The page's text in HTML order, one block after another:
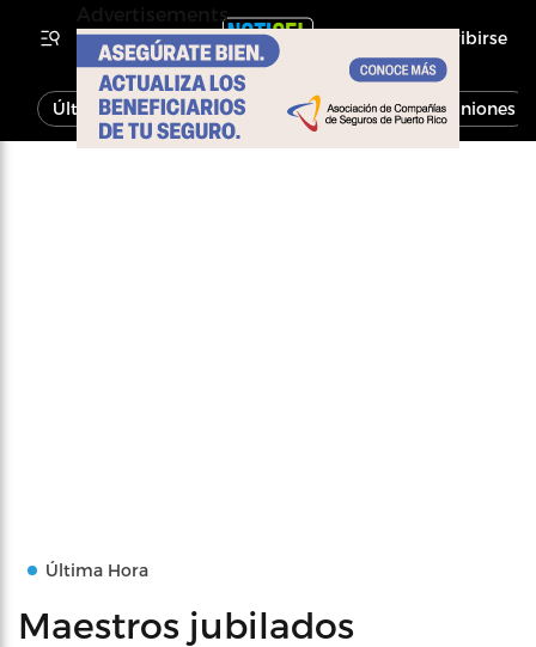
Inscribirse
Última Hora Noticias Economía Opiniones
Última Hora
Maestros jubilados
Advertisements